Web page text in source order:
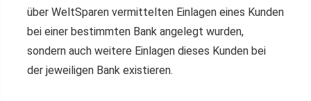
über WeltSparen vermittelten Einlagen eines Kunden
bei einer bestimmten Bank angelegt wurden,
sondern auch weitere Einlagen dieses Kunden bei
der jeweiligen Bank existieren.